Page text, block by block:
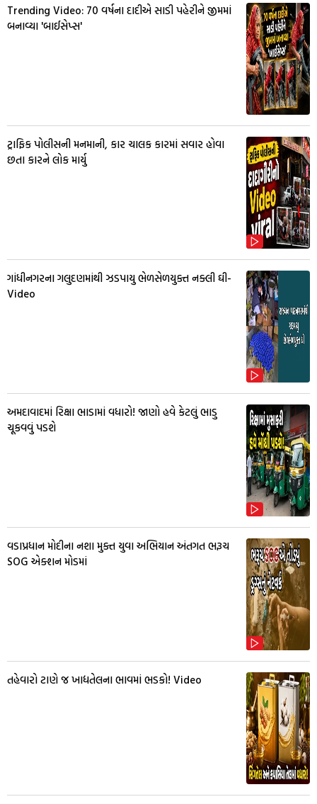
Trending Video: 70 વર્ષના દાદીએ સાડી પહેરીને જીમમાં
બનાવ્યા 'બાઈસેપ્સ'
ટ્રાફિક પોલીસની મનમાની, કાર ચાલક કારમાં સવાર હોવા
છતા કારને લોક માર્યુ
ગાંધીનગરના ગલુદણમાંથી ઝડપાયુ ભેળસેળયુક્ત નક્લી ઘી-
Video
અમદાવાદમાં રિક્ષા ભાડામાં વધારો! જાણો હવે કેટલું ભાડુ
ચૂકવવું પડશે
વડાપ્રધાન મોદીના નશા મુક્ત યુવા અભિયાન અંતગત ભરૂચ
SOG એક્શન મોડમાં
તહેવારો ટાણે જ ખાદ્યતેલના ભાવમાં ભડકો! Video